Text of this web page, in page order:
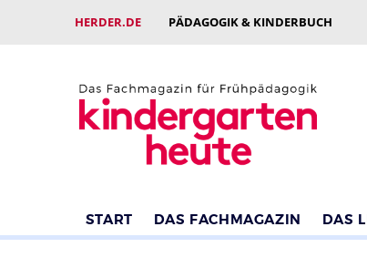
HERDER.DE PÄDAGOGIK & KINDERBUCH
START DAS FACHMAGAZIN DAS